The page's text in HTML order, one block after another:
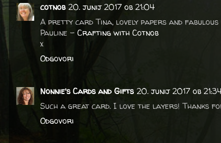
cotnob 20. junij 2017 ob 21:04
A pretty card Tina, lovely papers and fabulous
Pauline - Crafting with Cotnob
x
Odgovori
Nonnie's Cards and Gifts 20. junij 2017 ob
Such a great card. I love the layers! Thanks
Odgovori